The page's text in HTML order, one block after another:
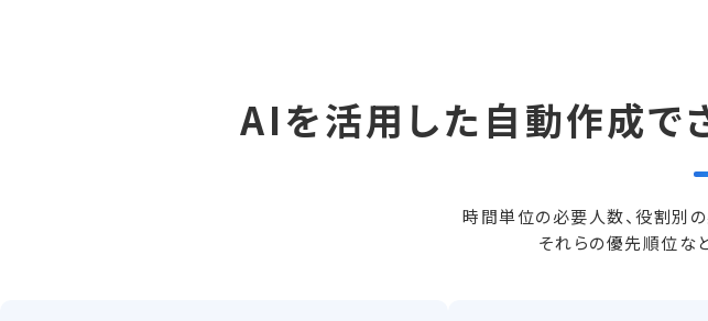
AIを活用した自動作成で
時間単位の必要人数、役割別
それらの優先順位な